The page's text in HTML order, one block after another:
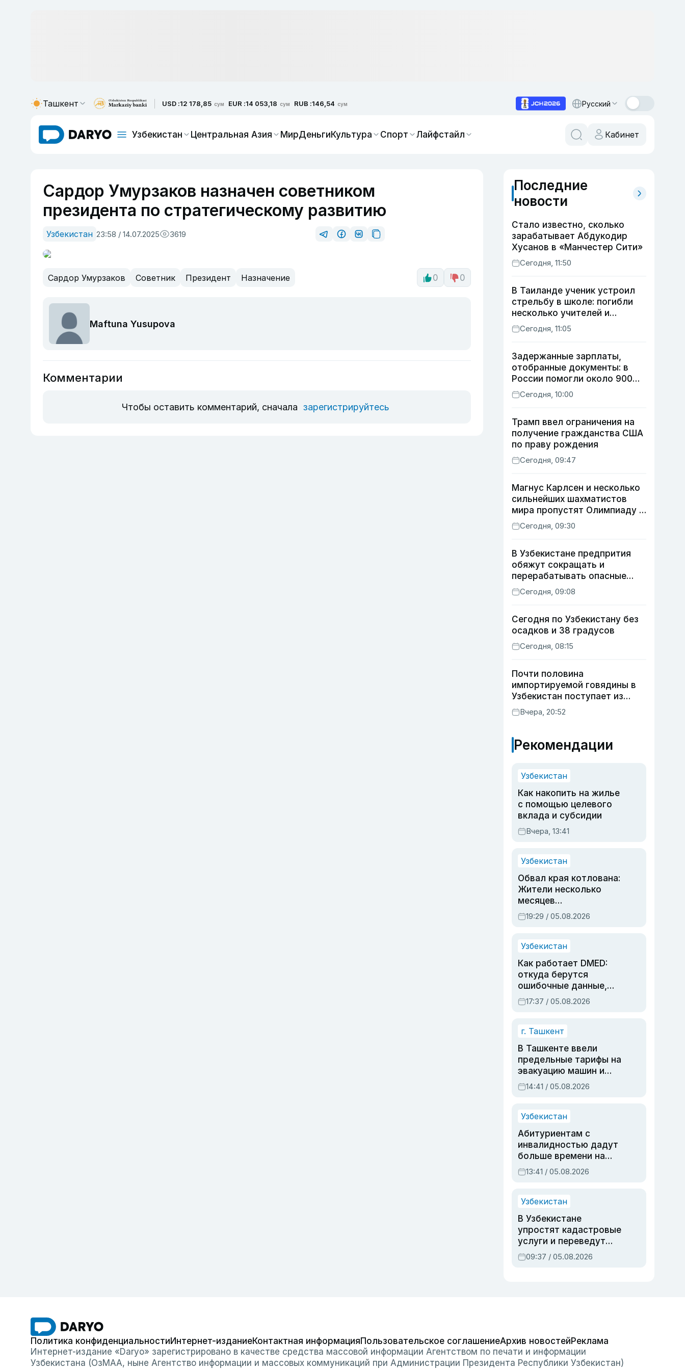
Ташкент USD :12 178,85 сум EUR :14 053,18 сум RUB :146,54 сум Русский
Узбекистан Центральная Азия МирДеньгиКультура Спорт Лайфстайл Кабинет
Сардор Умурзаков назначен советником
президента по стратегическому развитию
Узбекистан 23:58 / 14.07.2025 3619
Сардор Умурзаков Советник Президент Назначение 0 0
Maftuna Yusupova
Комментарии
Чтобы оставить комментарий, сначала зарегистрируйтесь
Последние
новости
Стало известно, сколько
зарабатывает Абдукодир
Хусанов в «Манчестер Сити»
Сегодня, 11:50
В Таиланде ученик устроил
стрельбу в школе: погибли
несколько учителей и
учащихся
Сегодня, 11:05
Задержанные зарплаты,
отобранные документы: в
России помогли около 900
мигрантам из Узбекистана
Сегодня, 10:00
Трамп ввел ограничения на
получение гражданства США
по праву рождения
Сегодня, 09:47
Магнус Карлсен и несколько
сильнейших шахматистов
мира пропустят Олимпиаду в
Самарканде
Сегодня, 09:30
В Узбекистане предпрития
обяжут сокращать и
перерабатывать опасные
отходы
Сегодня, 09:08
Сегодня по Узбекистану без
осадков и 38 градусов
Сегодня, 08:15
Почти половина
импортируемой говядины в
Узбекистан поступает из
Индии
Вчера, 20:52
Рекомендации
Узбекистан
Как накопить на жилье
с помощью целевого
вклада и субсидии
Вчера, 13:41
Узбекистан
Обвал края котлована:
Жители несколько
месяцев
предупреждали об
опасности, но стройка
19:29 / 05.08.2026
Узбекистан
Как работает DMED:
откуда берутся
ошибочные данные,
дубли аккаунтов и
очереди по онлайн-
17:37 / 05.08.2026
г. Ташкент
В Ташкенте ввели
предельные тарифы на
эвакуацию машин и
штрафстоянки
14:41 / 05.08.2026
Узбекистан
Абитуриентам с
инвалидностью дадут
больше времени на
вступительных
экзаменах
13:41 / 05.08.2026
Узбекистан
В Узбекистане
упростят кадастровые
услуги и переведут
регистрацию
недвижимости в
09:37 / 05.08.2026
Политика конфиденциальностиИнтернет-изданиеКонтактная информацияПользовательское соглашениеАрхив новостейРеклама
Интернет-издание «Daryo» зарегистрировано в качестве средства массовой информации Агентством по печати и информации
Узбекистана (ОзМАА, ныне Агентство информации и массовых коммуникаций при Администрации Президента Республики Узбекистан)